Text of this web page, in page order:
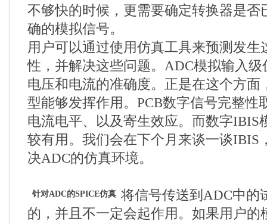
不够快的时候，更需要确定转换器是否
确的模拟信号。
用户可以通过使用仿真工具来预测发生
性，并解决这些问题。ADC模拟输入
电压和电流的准确度。正是在这个方面
型能够发挥作用。PCB数字信号完整性
电流电平、以及寄生效应。而数字IBIS
较有用。我们会在下个月来谈一谈IBIS
决ADC的仿真环境。
针对ADC的SPICE仿真 将信号传送到ADC中的
的，并且不一定会起作用。如果用户的